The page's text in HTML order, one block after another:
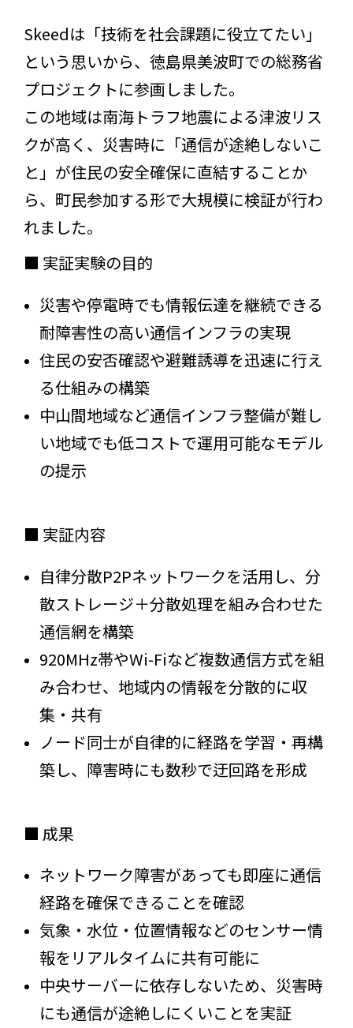
Skeedは「技術を社会課題に役立てたい」
という思いから、徳島県美波町での総務省
プロジェクトに参画しました。
この地域は南海トラフ地震による津波リス
クが高く、災害時に「通信が途絶しないこ
と」が住民の安全確保に直結することか
ら、町民参加する形で大規模に検証が行わ
れました。
■ 実証実験の目的
災害や停電時でも情報伝達を継続できる
耐障害性の高い通信インフラの実現
住民の安否確認や避難誘導を迅速に行え
る仕組みの構築
中山間地域など通信インフラ整備が難し
い地域でも低コストで運用可能なモデル
の提示
■ 実証内容
自律分散P2Pネットワークを活用し、分
散ストレージ＋分散処理を組み合わせた
通信網を構築
920MHz帯やWi-Fiなど複数通信方式を組
み合わせ、地域内の情報を分散的に収
集・共有
ノード同士が自律的に経路を学習・再構
築し、障害時にも数秒で迂回路を形成
■ 成果
ネットワーク障害があっても即座に通信
経路を確保できることを確認
気象・水位・位置情報などのセンサー情
報をリアルタイムに共有可能に
中央サーバーに依存しないため、災害時
にも通信が途絶しにくいことを実証